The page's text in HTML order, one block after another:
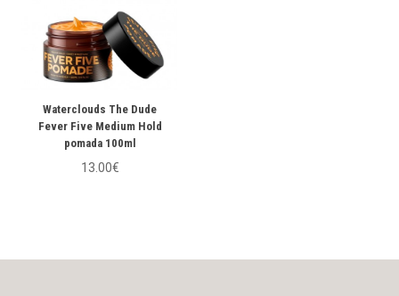
Waterclouds The Dude
Fever Five Medium Hold
pomada 100ml
13.00€